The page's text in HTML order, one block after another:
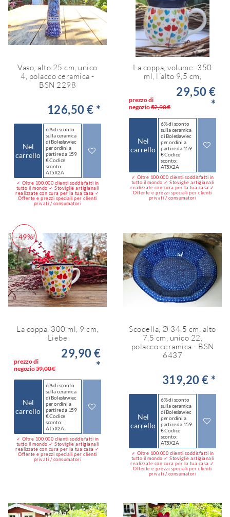
Vaso, alto 25 cm, unico
4, polacco ceramica -
BSN 2298
126,50 € *
Nel
carrello
6% di sconto
sulla ceramica
di Bolesławiec
per ordini a
partire da 159
€ Codice
sconto:
AT5X2A
✓ Oltre 100.000 clienti soddisfatti in
tutto il mondo ✓ Stoviglie artigianali
realizzate con cura per la tua casa ✓
Offerte e prezzi speciali per clienti
privati / consumatori
La coppa, volume: 350
ml, l´alto 9,5 cm,
prezzo di
negozio52,90 €
29,50 €
*
Nel
carrello
6% di sconto
sulla ceramica
di Bolesławiec
per ordini a
partire da 159
€ Codice
sconto:
AT5X2A
✓ Oltre 100.000 clienti soddisfatti in
tutto il mondo ✓ Stoviglie artigianali
realizzate con cura per la tua casa ✓
Offerte e prezzi speciali per clienti
privati / consumatori
-49%
La coppa, 300 ml, 9 cm,
Liebe
prezzo di
negozio59,00 €
29,90 €
*
Nel
carrello
6% di sconto
sulla ceramica
di Bolesławiec
per ordini a
partire da 159
€ Codice
sconto:
AT5X2A
✓ Oltre 100.000 clienti soddisfatti in
tutto il mondo ✓ Stoviglie artigianali
realizzate con cura per la tua casa ✓
Offerte e prezzi speciali per clienti
privati / consumatori
Scodella, Ø 34,5 cm, alto
7,5 cm, unico 22,
polacco ceramica - BSN
6437
319,20 € *
Nel
carrello
6% di sconto
sulla ceramica
di Bolesławiec
per ordini a
partire da 159
€ Codice
sconto:
AT5X2A
✓ Oltre 100.000 clienti soddisfatti in
tutto il mondo ✓ Stoviglie artigianali
realizzate con cura per la tua casa ✓
Offerte e prezzi speciali per clienti
privati / consumatori